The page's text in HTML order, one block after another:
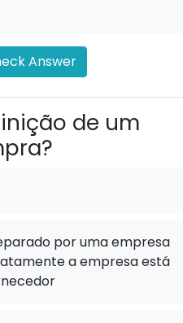
Answer
de um
por uma empresa
a empresa está